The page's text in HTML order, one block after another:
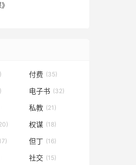
付费 (35)
电子书 (32)
私教 (21)
权谋 (18)
但丁 (16)
社交 (15)